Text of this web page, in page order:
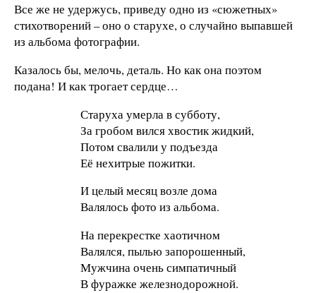
Все же не удержусь, приведу одно из «сюжетных»
стихотворений – оно о старухе, о случайно выпавшей
из альбома фотографии.
Казалось бы, мелочь, деталь. Но как она поэтом
подана! И как трогает сердце…
Старуха умерла в субботу,
За гробом вился хвостик жидкий,
Потом свалили у подъезда
Её нехитрые пожитки.
И целый месяц возле дома
Валялось фото из альбома.
На перекрестке хаотичном
Валялся, пылью запорошенный,
Мужчина очень симпатичный
В фуражке железнодорожной.